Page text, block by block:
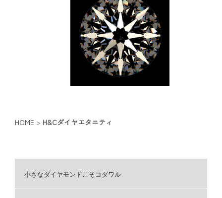
HOME > H&Cダイヤエタニティ
小さなダイヤモンドこそコダワル